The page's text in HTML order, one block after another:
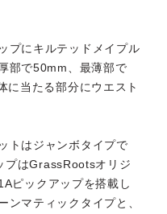
プにキルテッドメイプル
部で50mm、最薄部で
に当たる部分にウエスト
トはジャンボタイプで
プはGrassRootsオリジ
ピックアップを搭載し
ンマティックタイプと、